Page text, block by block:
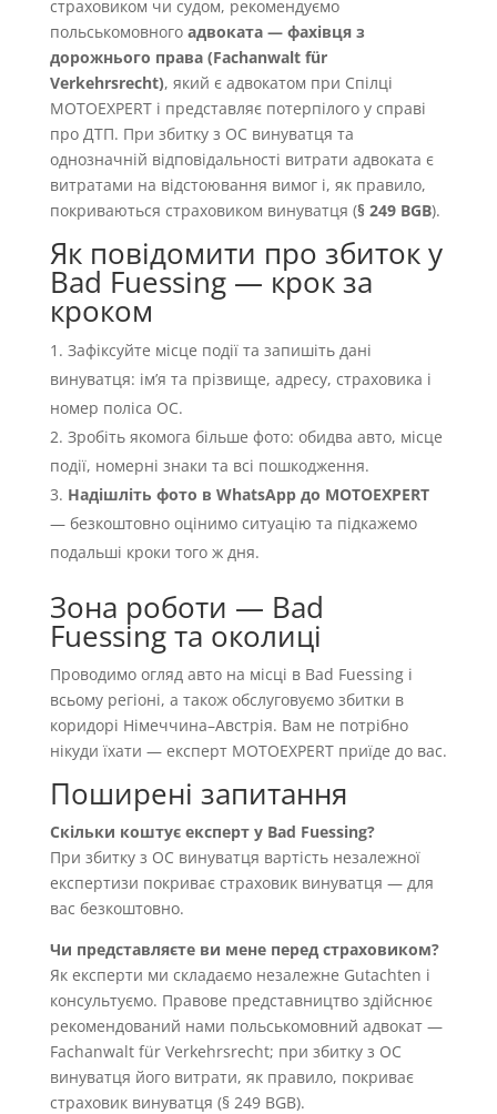
страховиком чи судом, рекомендуємо
польськомовного адвоката — фахівця з
дорожнього права (Fachanwalt für
Verkehrsrecht), який є адвокатом при Спілці
MOTOEXPERT і представляє потерпілого у справі
про ДТП. При збитку з OC винуватця та
однозначній відповідальності витрати адвоката є
витратами на відстоювання вимог і, як правило,
покриваються страховиком винуватця (§ 249 BGB).
Як повідомити про збиток у
Bad Fuessing — крок за
кроком
Зафіксуйте місце події та запишіть дані
винуватця: імʼя та прізвище, адресу, страховика і
номер поліса OC.
Зробіть якомога більше фото: обидва авто, місце
події, номерні знаки та всі пошкодження.
Надішліть фото в WhatsApp до MOTOEXPERT
— безкоштовно оцінимо ситуацію та підкажемо
подальші кроки того ж дня.
Зона роботи — Bad
Fuessing та околиці
Проводимо огляд авто на місці в Bad Fuessing і
всьому регіоні, а також обслуговуємо збитки в
коридорі Німеччина–Австрія. Вам не потрібно
нікуди їхати — експерт MOTOEXPERT приїде до вас.
Поширені запитання
Скільки коштує експерт у Bad Fuessing?
При збитку з OC винуватця вартість незалежної
експертизи покриває страховик винуватця — для
вас безкоштовно.
Чи представляєте ви мене перед страховиком?
Як експерти ми складаємо незалежне Gutachten і
консультуємо. Правове представництво здійснює
рекомендований нами польськомовний адвокат —
Fachanwalt für Verkehrsrecht; при збитку з OC
винуватця його витрати, як правило, покриває
страховик винуватця (§ 249 BGB).